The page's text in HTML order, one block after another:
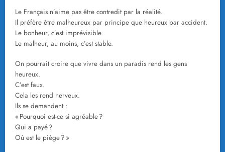
Le Français n’aime pas être contredit par la réalité.
Il préfère être malheureux par principe que heureux par accident.
Le bonheur, c’est imprévisible.
Le malheur, au moins, c’est stable.
On pourrait croire que vivre dans un paradis rend les gens
heureux.
C’est faux.
Cela les rend nerveux.
Ils se demandent :
« Pourquoi est-ce si agréable ?
Qui a payé ?
Où est le piège ? »